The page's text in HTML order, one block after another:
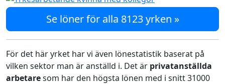
Se löner för alla 8123 yrken »
För det här yrket har vi även lönestatistik baserat på
vilken sektor man är anställd i. Det är privatanställda
arbetaresom har den högsta lönen med i snitt 31000